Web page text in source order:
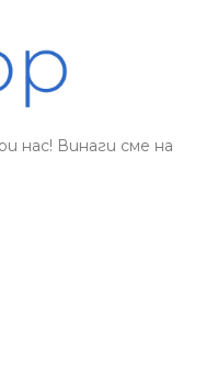
нас! Винаги сме на